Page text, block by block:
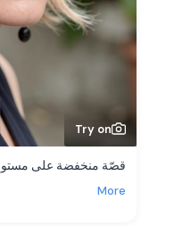
Try on
قصّة منخفضة على
More